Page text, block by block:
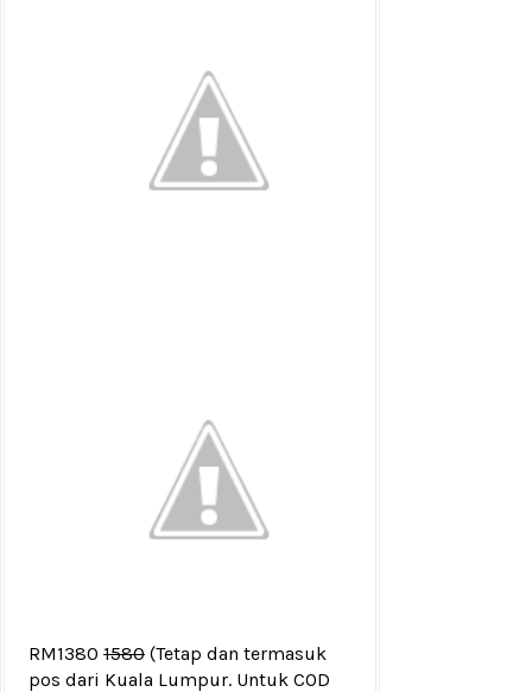
RM1380 1580 (Tetap dan termasuk
pos dari Kuala Lumpur. Untuk COD